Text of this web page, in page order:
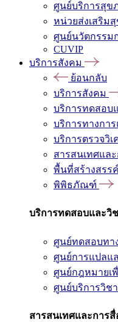
ศูนย์บริการสุข
หน่วยส่งเสริม
ศูนย์นวัตกรรมก
CUVIP
บริการสังคม
ย้อนกลับ
บริการสังคม
บริการทดสอบ
บริการทางกา
บริการตรวจวิ
สารสนเทศแล
พื้นที่สร้างสรรค์
พิพิธภัณฑ์
บริการทดสอบและวิ
ศูนย์ทดสอบทา
ศูนย์การแปลแ
ศูนย์กฎหมายเ
ศูนย์บริการวิช
สารสนเทศและการสื่